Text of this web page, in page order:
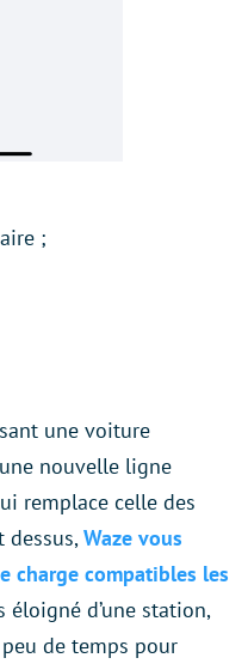
;
une voiture
nouvelle ligne
remplace celle des
dessus, Waze vous
charge compatibles les
éloigné d’une station,
de temps pour